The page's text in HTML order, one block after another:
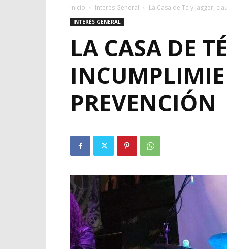
Inicio Interés General La Casa de Té y Jagger,
INTERÉS GENERAL
LA CASA DE
PREVENCIÓN